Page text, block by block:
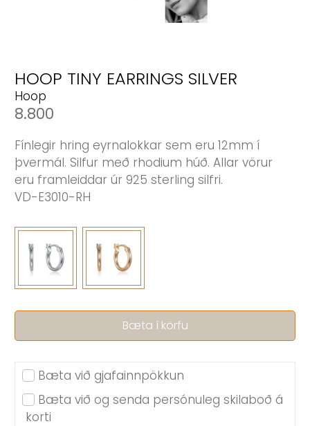
HOOP TINY EARRINGS SILVER
Hoop
8.800
Fínlegir hring eyrnalokkar sem eru 12mm í
þvermál. Silfur með rhodium húð. Allar vörur
eru framleiddar úr 925 sterling silfri.
VD-E3010-RH
Bæta í körfu
Bæta við gjafainnpökkun
Bæta við og senda persónuleg skilaboð á
korti